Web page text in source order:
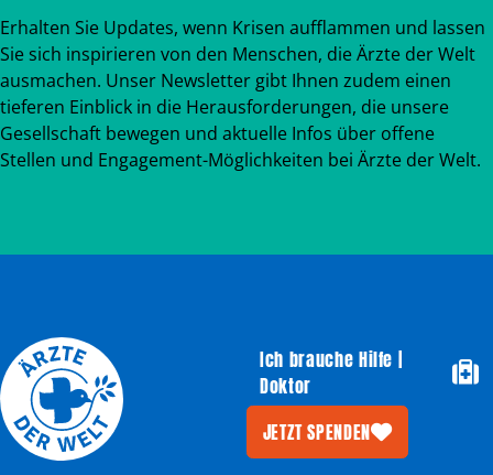
Erhalten Sie Updates, wenn Krisen aufflammen und lassen
Sie sich inspirieren von den Menschen, die Ärzte der Welt
ausmachen. Unser Newsletter gibt Ihnen zudem einen
tieferen Einblick in die Herausforderungen, die unsere
Gesellschaft bewegen und aktuelle Infos über offene
Stellen und Engagement-Möglichkeiten bei Ärzte der Welt.
Ich brauche Hilfe |
Doktor
JETZT SPENDEN